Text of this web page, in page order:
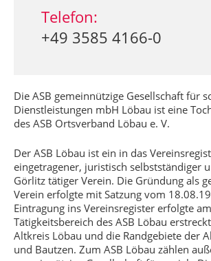
Die ASB gemeinnützige Gesellschaft für
Dienstleistungen mbH Löbau ist eine
des ASB Ortsverband Löbau e. V.
Der ASB Löbau ist ein in das
eingetragener, juristisch selbstständiger
Görlitz tätiger Verein. Die Gründung als
Verein erfolgte mit Satzung vom
Eintragung ins Vereinsregister erfolgte
Tätigkeitsbereich des ASB Löbau
Altkreis Löbau und die Randgebiete der
und Bautzen. Zum ASB Löbau zählen
Telefon:
+49 3585 4166-0